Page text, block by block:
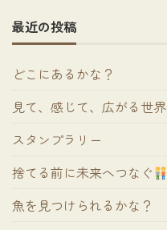
最近の投稿
どこにあるかな？
見て、感じて、広がる世界
スタンプラリー
捨てる前に未来へつなぐ
魚を見つけられるかな？